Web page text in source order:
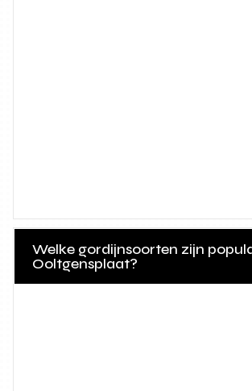
Welke gordijnsoorten zijn
Ooltgensplaat?